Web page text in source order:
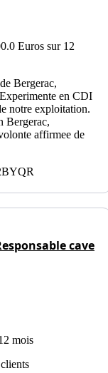
Euros sur 12
Bergerac,
en CDI
notre exploitation.
Bergerac,
affirmee de
cave
mois